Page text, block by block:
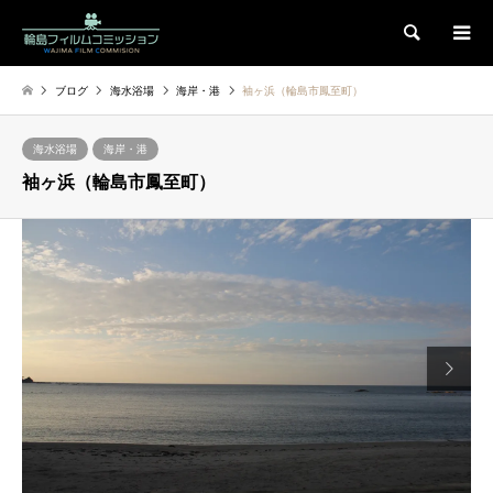
検索
ブログ 海水浴場 海岸・港 袖ヶ浜（輪島市鳳至町）
海水浴場 海岸・港
袖ヶ浜（輪島市鳳至町）
